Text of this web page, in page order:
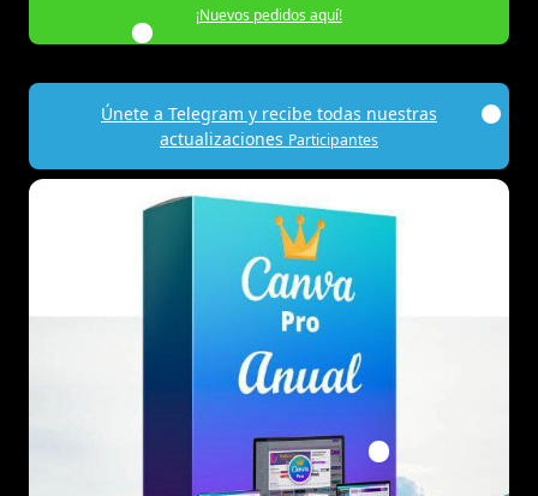
¡Nuevos pedidos aquí!
Únete a Telegram y recibe todas nuestras
actualizaciones Participantes